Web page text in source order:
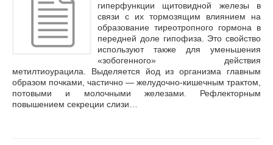
гиперфункции щитовидной железы в
связи с их тормозящим влиянием на
образование тиреотропного гормона в
передней доле гипофиза. Это свойство
используют также для уменьшения
«зобогенного» действия
метилтиоурацила. Выделяется йод из организма главным
образом почками, частично — желудочно-кишечным трактом,
потовыми и молочными железами. Рефлекторным
повышением секреции слизи…